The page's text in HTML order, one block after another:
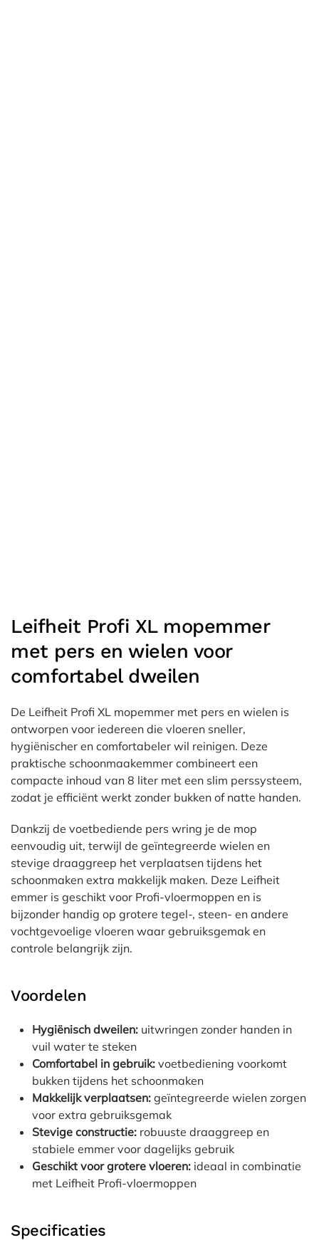
Leifheit Profi XL mopemmer
met pers en wielen voor
comfortabel dweilen
De Leifheit Profi XL mopemmer met pers en wielen is
ontworpen voor iedereen die vloeren sneller,
hygiënischer en comfortabeler wil reinigen. Deze
praktische schoonmaakemmer combineert een
compacte inhoud van 8 liter met een slim perssysteem,
zodat je efficiënt werkt zonder bukken of natte handen.
Dankzij de voetbediende pers wring je de mop
eenvoudig uit, terwijl de geïntegreerde wielen en
stevige draaggreep het verplaatsen tijdens het
schoonmaken extra makkelijk maken. Deze Leifheit
emmer is geschikt voor Profi-vloermoppen en is
bijzonder handig op grotere tegel-, steen- en andere
vochtgevoelige vloeren waar gebruiksgemak en
controle belangrijk zijn.
Voordelen
Hygiënisch dweilen: uitwringen zonder handen in
vuil water te steken
Comfortabel in gebruik: voetbediening voorkomt
bukken tijdens het schoonmaken
Makkelijk verplaatsen: geïntegreerde wielen zorgen
voor extra gebruiksgemak
Stevige constructie: robuuste draaggreep en
stabiele emmer voor dagelijks gebruik
Geschikt voor grotere vloeren: ideaal in combinatie
met Leifheit Profi-vloermoppen
Specificaties